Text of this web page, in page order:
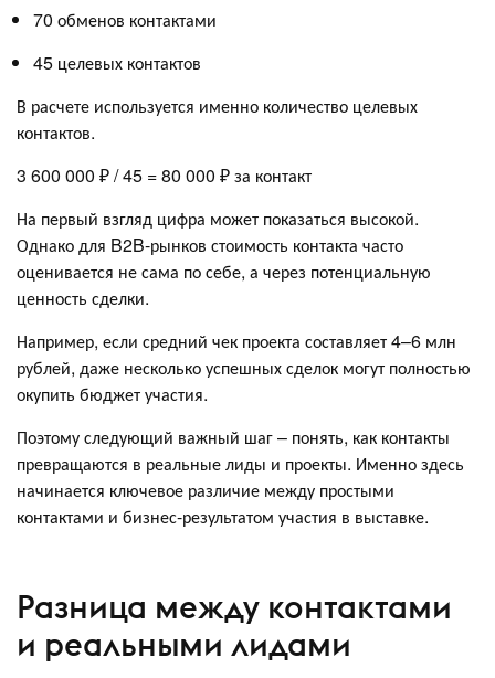
70 обменов контактами
45 целевых контактов
В расчете используется именно количество целевых
контактов.
3 600 000 ₽ / 45 = 80 000 ₽ за контакт
На первый взгляд цифра может показаться высокой.
Однако для B2B-рынков стоимость контакта часто
оценивается не сама по себе, а через потенциальную
ценность сделки.
Например, если средний чек проекта составляет 4–6 млн
рублей, даже несколько успешных сделок могут полностью
окупить бюджет участия.
Поэтому следующий важный шаг – понять, как контакты
превращаются в реальные лиды и проекты. Именно здесь
начинается ключевое различие между простыми
контактами и бизнес-результатом участия в выставке.
Разница между контактами
и реальными лидами